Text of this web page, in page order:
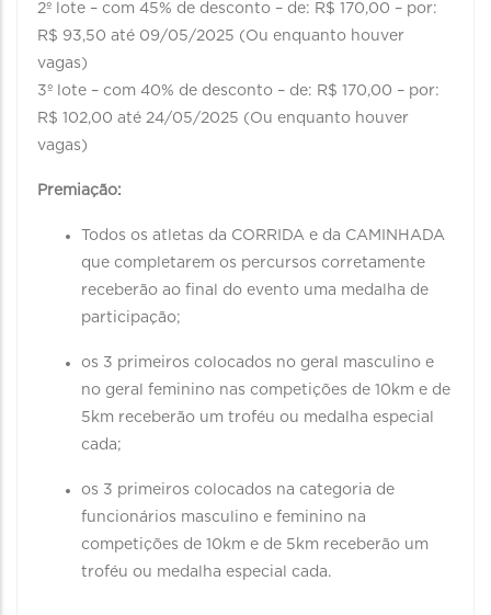
2º lote – com 45% de desconto – de: R$ 170,00 – por:
R$ 93,50 até 09/05/2025 (Ou enquanto houver
vagas)
3º lote – com 40% de desconto – de: R$ 170,00 – por:
R$ 102,00 até 24/05/2025 (Ou enquanto houver
vagas)
Premiação:
Todos os atletas da CORRIDA e da CAMINHADA
que completarem os percursos corretamente
receberão ao final do evento uma medalha de
participação;
os 3 primeiros colocados no geral masculino e
no geral feminino nas competições de 10km e de
5km receberão um troféu ou medalha especial
cada;
os 3 primeiros colocados na categoria de
funcionários masculino e feminino na
competições de 10km e de 5km receberão um
troféu ou medalha especial cada.